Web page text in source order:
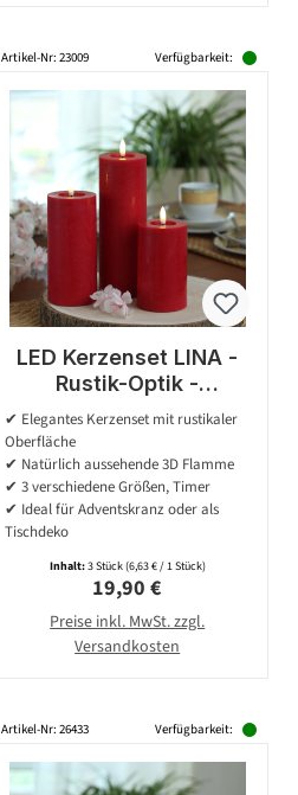
Artikel-Nr: 23009 Verfügbarkeit:
LED Kerzenset LINA -
Rustik-Optik -
Echtwachs - 3 Größen
- D: 7cm - Timer - rot -
3er Set
✔ Elegantes Kerzenset mit rustikaler
Oberfläche
✔ Natürlich aussehende 3D Flamme
✔ 3 verschiedene Größen, Timer
✔ Ideal für Adventskranz oder als
Tischdeko
Inhalt:3 Stück(6,63 € / 1 Stück)
Regulärer Preis:
19,90 €
Preise inkl. MwSt. zzgl.
Versandkosten
Artikel-Nr: 26433 Verfügbarkeit: